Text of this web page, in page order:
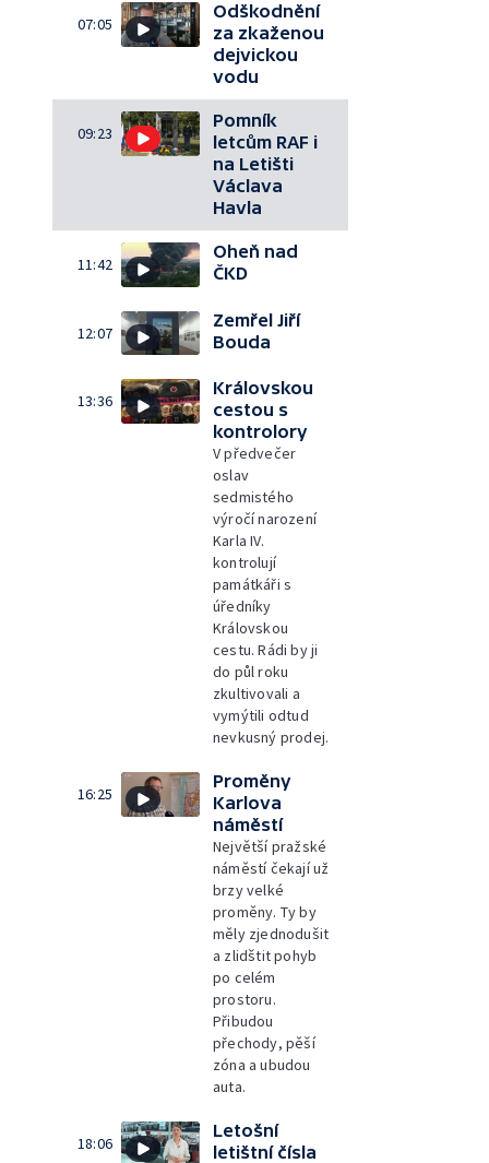
07:05
Odškodnění
za zkaženou
dejvickou
vodu
09:23
Pomník
letcům RAF i
na Letišti
Václava
Havla
11:42
Oheň nad
ČKD
12:07
Zemřel Jiří
Bouda
13:36
Královskou
cestou s
kontrolory
V předvečer
oslav
sedmistého
výročí narození
Karla IV.
kontrolují
památkáři s
úředníky
Královskou
cestu. Rádi by ji
do půl roku
zkultivovali a
vymýtili odtud
nevkusný prodej.
16:25
Proměny
Karlova
náměstí
Největší pražské
náměstí čekají už
brzy velké
proměny. Ty by
měly zjednodušit
a zlidštit pohyb
po celém
prostoru.
Přibudou
přechody, pěší
zóna a ubudou
auta.
18:06
Letošní
letištní čísla